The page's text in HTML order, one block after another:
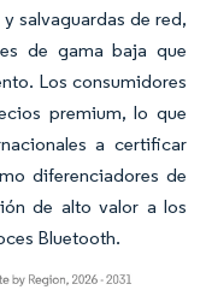
salvaguardas de red,
de gama baja que
Los consumidores
premium, lo que
a certificar
diferenciadores de
de alto valor a los
Bluetooth.